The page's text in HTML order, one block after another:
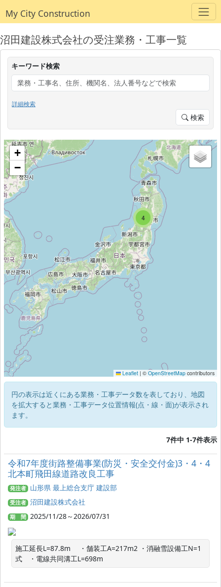
My City Construction
沼田建設株式会社の受注業務・工事一覧
キーワード検索
詳細検索
検索
3
6
4
+
−
Leaflet | © OpenStreetMap contributors
円の表示は近くにある業務・工事データ数を表しており、地図
を拡大すると業務・工事データ位置情報(点・線・面)が表示され
ます。
7件中 1-7件表示
令和7年度街路整備事業(防災・安全交付金)3・4・4
北本町飛田線道路改良工事
発注者 山形県 最上総合支庁 建設部
受注者 沼田建設株式会社
期 間 2025/11/28～2026/07/31
施工延長L=87.8m 　・舗装工A=217m2 ・消融雪設備工N=1
式　・電線共同溝工L=698m